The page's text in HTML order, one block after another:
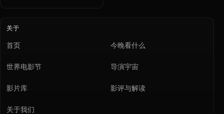
关于
首页 今晚看什么
世界电影节 导演宇宙
影片库 影评与解读
关于我们